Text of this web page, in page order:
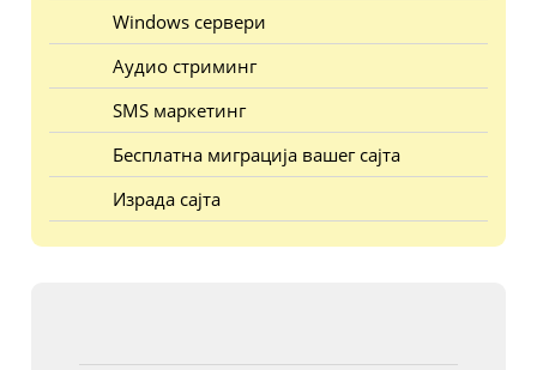
Windows сервери
Аудио стриминг
SMS маркетинг
Бесплатна миграција вашег сајта
Израда сајта